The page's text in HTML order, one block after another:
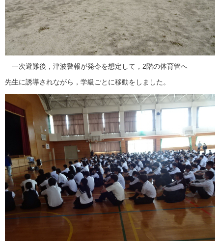
一次避難後，津波警報が発令を想定して，2階の体育管へ
先生に誘導されながら，学級ごとに移動をしました。